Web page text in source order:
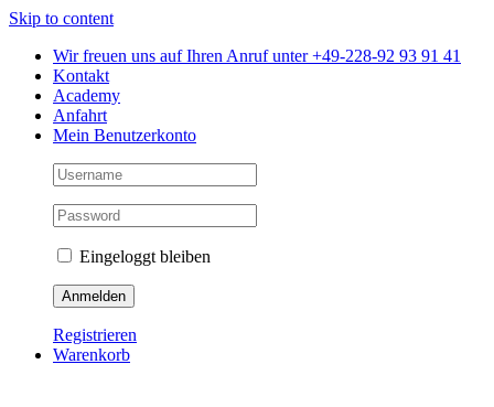
Skip to content
Wir freuen uns auf Ihren Anruf unter +49-228-92 93 91 41
Kontakt
Academy
Anfahrt
Mein Benutzerkonto
Eingeloggt bleiben
Registrieren
Warenkorb